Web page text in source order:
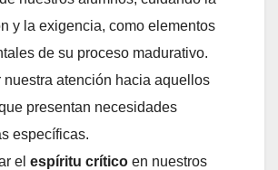
y la exigencia, como elementos
de su proceso madurativo.
nuestra atención hacia aquellos
presentan necesidades
específicas.
el espíritu crítico en nuestros